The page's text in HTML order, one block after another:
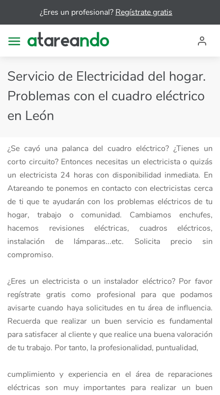
¿Eres un profesional?Regístrate gratis
Servicio de Electricidad del hogar.
Problemas con el cuadro eléctrico
en León
¿Se cayó una palanca del cuadro eléctrico? ¿Tienes un
corto circuito? Entonces necesitas un electricista o quizás
un electricista 24 horas con disponibilidad inmediata. En
Atareando te ponemos en contacto con electricistas cerca
de ti que te ayudarán con los problemas eléctricos de tu
hogar, trabajo o comunidad. Cambiamos enchufes,
hacemos revisiones eléctricas, cuadros eléctricos,
instalación de lámparas...etc. Solicita precio sin
compromiso.
¿Eres un electricista o un instalador eléctrico? Por favor
regístrate gratis como profesional para que podamos
avisarte cuando haya solicitudes en tu área de influencia.
Recuerda que realizar un buen servicio es fundamental
para satisfacer al cliente y que realice una buena valoración
de tu trabajo. Por tanto, la profesionalidad, puntualidad,
cumplimiento y experiencia en el área de reparaciones
eléctricas son muy importantes para realizar un buen